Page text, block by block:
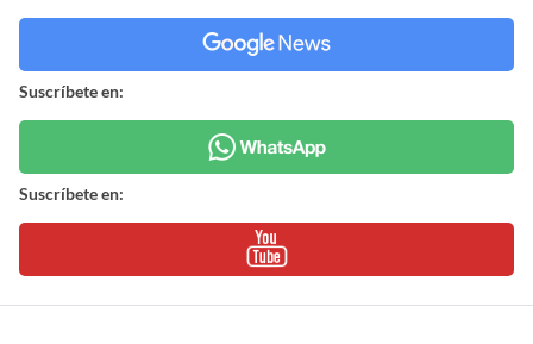
Suscríbete en:
Suscríbete en: